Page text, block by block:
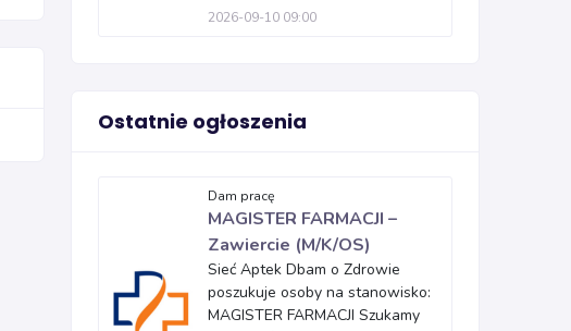
2026-09-10 09:00
Ostatnie ogłoszenia
Dam pracę
MAGISTER FARMACJI –
Zawiercie (M/K/OS)
Sieć Aptek Dbam o Zdrowie
poszukuje osoby na stanowisko:
MAGISTER FARMACJI Szukamy